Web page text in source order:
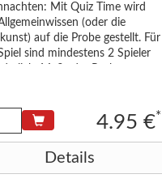
Mit Quiz Time wird
(oder die
auf die Probe gestellt. Für
sind mindestens 2 Spieler
4.95 €*
Details